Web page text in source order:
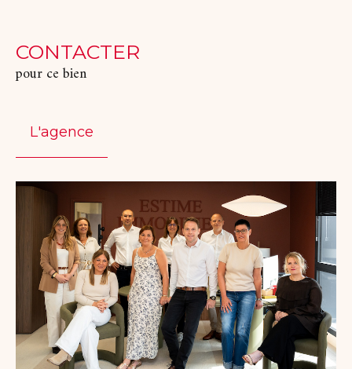
CONTACTER
pour ce bien
L'agence